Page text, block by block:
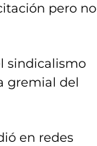
pero no
sindicalismo
gremial del
en redes